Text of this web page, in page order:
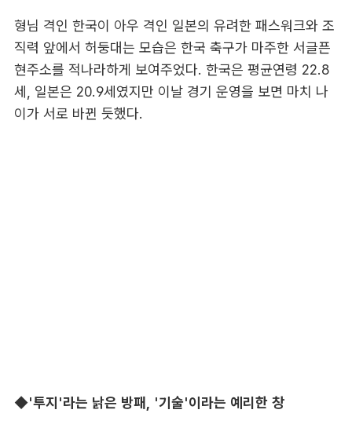
형님 격인 한국이 아우 격인 일본의 유려한 패스워크와 조
직력 앞에서 허둥대는 모습은 한국 축구가 마주한 서글픈
현주소를 적나라하게 보여주었다. 한국은 평균연령 22.8
세, 일본은 20.9세였지만 이날 경기 운영을 보면 마치 나
이가 서로 바뀐 듯했다.
◆'투지'라는 낡은 방패, '기술'이라는 예리한 창